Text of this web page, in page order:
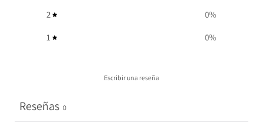
2 0%
1 0%
Escribir una reseña
Reseñas 0